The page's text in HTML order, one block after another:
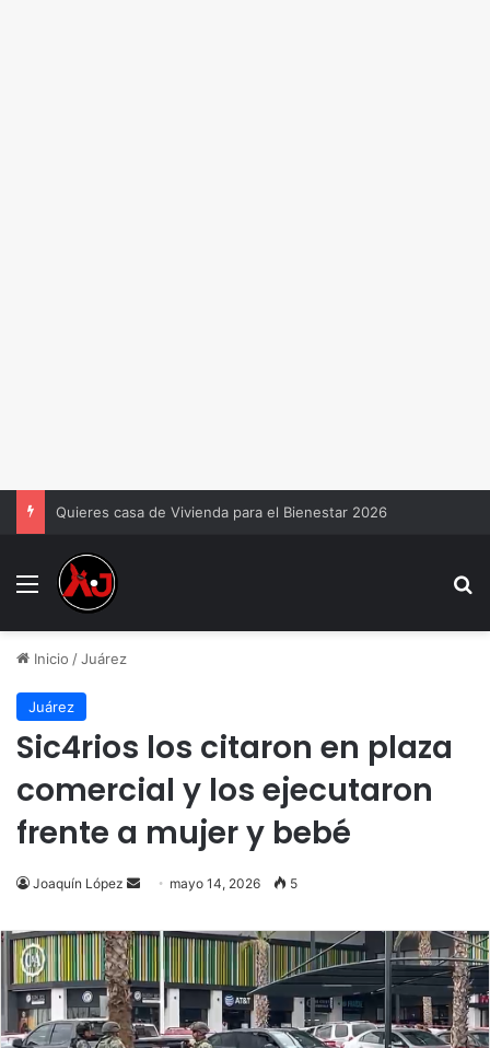
Quieres casa de Vivienda para el Bienestar 2026
Menu
Inicio /Juárez
Juárez
Sic4rios los citaron en plaza
comercial y los ejecutaron
frente a mujer y bebé
Joaquín López
Send
email
mayo 14, 2026 5